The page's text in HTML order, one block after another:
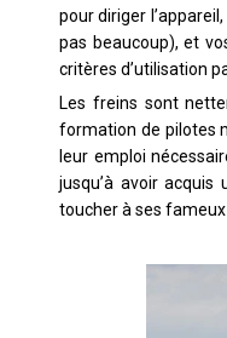
pour diriger
pas beaucoup), et
critères d’utilisation
Les freins sont
formation de pilotes
leur emploi
jusqu’à avoir
toucher à ses